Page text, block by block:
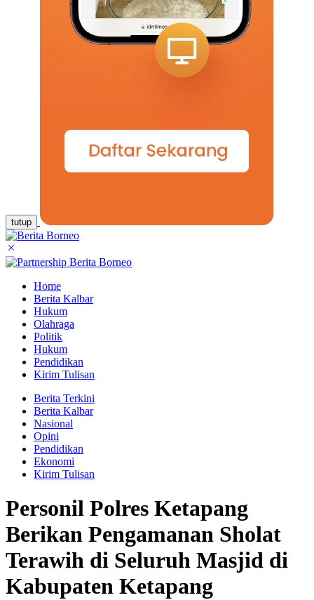
tutup
Home
Berita Kalbar
Hukum
Olahraga
Politik
Hukum
Pendidikan
Kirim Tulisan
Berita Terkini
Berita Kalbar
Nasional
Opini
Pendidikan
Ekonomi
Kirim Tulisan
Personil Polres Ketapang
Berikan Pengamanan Sholat
Terawih di Seluruh Masjid di
Kabupaten Ketapang